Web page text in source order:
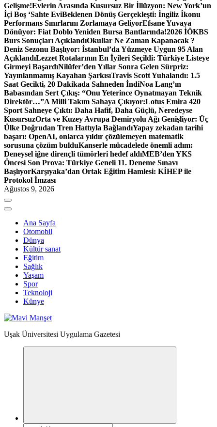
Gelişme!Evlerin Arasında Kusursuz Bir İllüzyon: New York’un
İçi Boş ‘Sahte EviBeklenen Dönüş Gerçekleşti: İngiliz İkonu
Performans Sınırlarını Zorlamaya GeliyorEfsane Yuvaya
Dönüyor: Fiat Doblo Yeniden Bursa Bantlarında!2026 İÖKBS
Burs Sonuçları AçıklandıOkullar Ne Zaman Kapanacak ?
Deniz Sezonu Başlıyor: İstanbul’da Yüzmeye Uygun 95 Alan
AçıklandıLezzet Rotalarının En İyileri Seçildi: Türkiye Listeye
Girmeyi BaşardıNilüfer’den Yıllar Sonra Gelen Sürpriz:
Yayınlanmamış Kayahan ŞarkısıTravis Scott Yuhalandı: 1.5
Saat Gecikti, 20 Dakikada Sahneden İndiNoa Lang’ın
Babasından Sert Çıkış: “Onu Yeterince Oynatmayan Teknik
Direktör…”A Milli Takım Sahaya Çıkıyor:Lotus Emira 420
Sport Sahneye Çıktı: Daha Hafif, Daha Güçlü, Neredeyse
KusursuzOrta ve Kuzey Avrupa Demiryolu Ağı Genişliyor: Üç
Ülke Doğrudan Tren Hattıyla BağlandıYapay zekadan tarihi
başarı: OpenAI, onlarca yıldır çözülemeyen matematik
sorusuna çözüm bulduKanserle mücadelede önemli adım:
Deneysel iğne dirençli tümörleri hedef aldıMEB’den YKS
Öncesi Son Prova: Türkiye Geneli 11. Deneme Sınavı
BaşlıyorKarşıyaka’dan Ortak Eğitim Hamlesi: KİHEP ile
Protokol İmzası
Ağustos 9, 2026
Ana Sayfa
Otomobil
Dünya
Kültür sanat
Eğitim
Sağlık
Yaşam
Spor
Teknoloji
Künye
Uşak Üniversitesi Uygulama Gazetesi